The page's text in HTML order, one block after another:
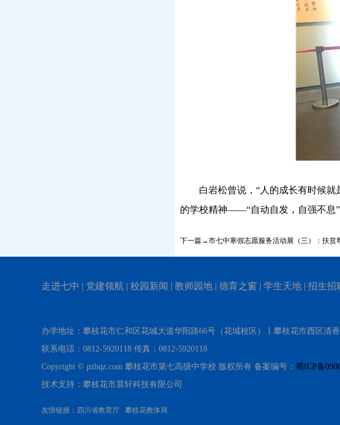
白岩松曾说， “人的成长有时候
的学校精神——“自动自发，自强不息”
下一篇→市七中寒假志愿服务活动展（三）：扶贫
走进七中 | 党建领航 | 校园新闻 | 教师园地| 德育之窗 | 学生天地| 招生招
办学地址：攀枝花市仁和区花城大道华阳路66号（花城校区）丨攀枝花市西区清
联系电话：0812-5920118 传真：0812-5920118
Copyright © pzhqz.com 攀枝花市第七高级中学校 版权所有 备案编号： 蜀ICP备
技术支持：攀枝花市晨轩科技有限公司
友情链接： 四川省教育厅 攀枝花教体局